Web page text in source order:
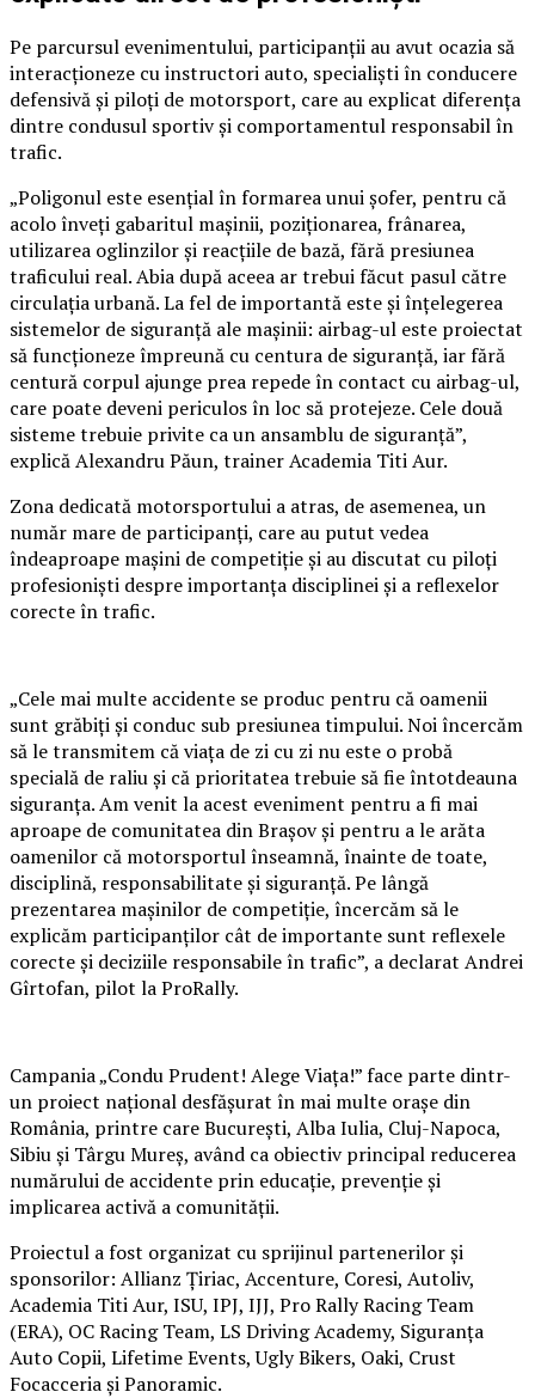
Pe parcursul evenimentului, participanții au avut ocazia să
interacționeze cu instructori auto, specialiști în conducere
defensivă și piloți de motorsport, care au explicat diferența
dintre condusul sportiv și comportamentul responsabil în
trafic.
„Poligonul este esențial în formarea unui șofer, pentru că
acolo înveți gabaritul mașinii, poziționarea, frânarea,
utilizarea oglinzilor și reacțiile de bază, fără presiunea
traficului real. Abia după aceea ar trebui făcut pasul către
circulația urbană. La fel de importantă este și înțelegerea
sistemelor de siguranță ale mașinii: airbag-ul este proiectat
să funcționeze împreună cu centura de siguranță, iar fără
centură corpul ajunge prea repede în contact cu airbag-ul,
care poate deveni periculos în loc să protejeze. Cele două
sisteme trebuie privite ca un ansamblu de siguranță”,
explică Alexandru Păun, trainer Academia Titi Aur.
Zona dedicată motorsportului a atras, de asemenea, un
număr mare de participanți, care au putut vedea
îndeaproape mașini de competiție și au discutat cu piloți
profesioniști despre importanța disciplinei și a reflexelor
corecte în trafic.
„Cele mai multe accidente se produc pentru că oamenii
sunt grăbiți și conduc sub presiunea timpului. Noi încercăm
să le transmitem că viața de zi cu zi nu este o probă
specială de raliu și că prioritatea trebuie să fie întotdeauna
siguranța. Am venit la acest eveniment pentru a fi mai
aproape de comunitatea din Brașov și pentru a le arăta
oamenilor că motorsportul înseamnă, înainte de toate,
disciplină, responsabilitate și siguranță. Pe lângă
prezentarea mașinilor de competiție, încercăm să le
explicăm participanților cât de importante sunt reflexele
corecte și deciziile responsabile în trafic”, a declarat Andrei
Gîrtofan, pilot la ProRally.
Campania „Condu Prudent! Alege Viața!” face parte dintr-
un proiect național desfășurat în mai multe orașe din
România, printre care București, Alba Iulia, Cluj-Napoca,
Sibiu și Târgu Mureș, având ca obiectiv principal reducerea
numărului de accidente prin educație, prevenție și
implicarea activă a comunității.
Proiectul a fost organizat cu sprijinul partenerilor și
sponsorilor: Allianz Țiriac, Accenture, Coresi, Autoliv,
Academia Titi Aur, ISU, IPJ, IJJ, Pro Rally Racing Team
(ERA), OC Racing Team, LS Driving Academy, Siguranța
Auto Copii, Lifetime Events, Ugly Bikers, Oaki, Crust
Focacceria și Panoramic.